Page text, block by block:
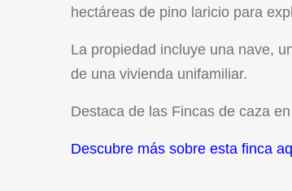
hectáreas de pino laricio para
La propiedad incluye una nave,
de una vivienda unifamiliar.
Destaca de las Fincas de caza
Descubre más sobre esta finca